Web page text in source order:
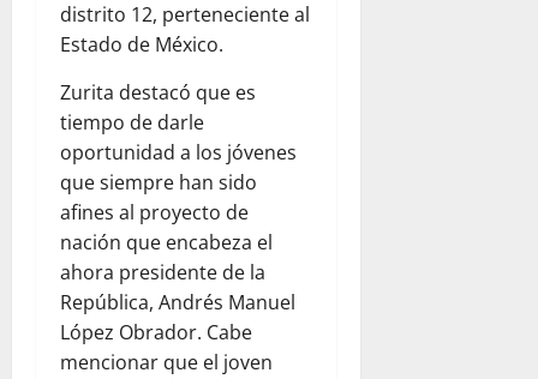
distrito 12, perteneciente al
Estado de México.
Zurita destacó que es
tiempo de darle
oportunidad a los jóvenes
que siempre han sido
afines al proyecto de
nación que encabeza el
ahora presidente de la
República, Andrés Manuel
López Obrador. Cabe
mencionar que el joven